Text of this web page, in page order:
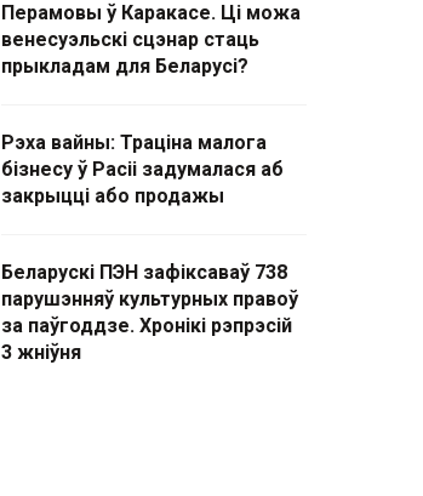
Перамовы ў Каракасе. Ці можа
венесуэльскі сцэнар стаць
прыкладам для Беларусі?
Рэха вайны: Траціна малога
бізнесу ў Расіі задумалася аб
закрыцці або продажы
Беларускі ПЭН зафіксаваў 738
парушэнняў культурных правоў
за паўгоддзе. Хронікі рэпрэсій
3 жніўня